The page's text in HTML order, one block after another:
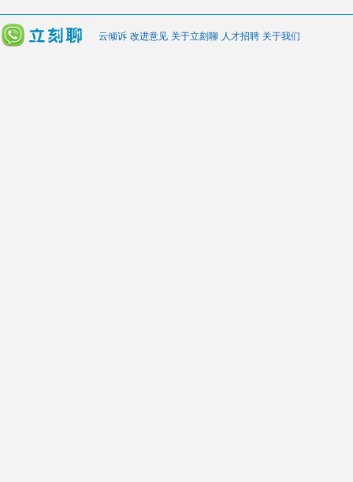
云倾诉 改进意见 关于立刻聊 人才招聘 关于我们